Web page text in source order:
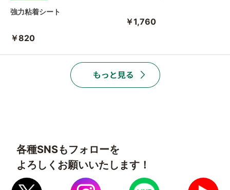
強力粘着シート
￥820
￥1,760
各種SNSもフォローを
よろしくお願いいたします！